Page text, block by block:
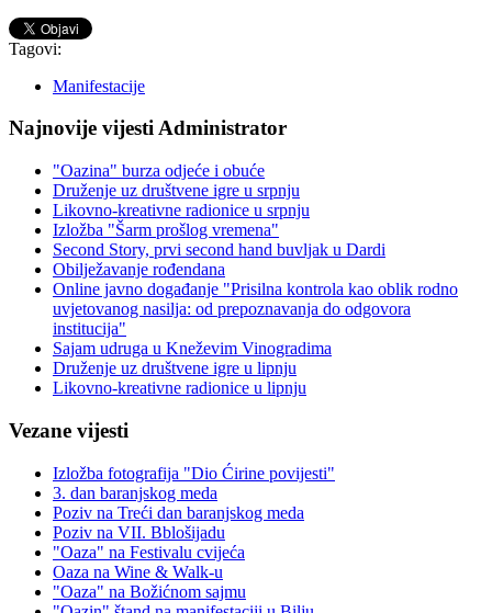
Tagovi:
Manifestacije
Najnovije vijesti Administrator
"Oazina" burza odjeće i obuće
Druženje uz društvene igre u srpnju
Likovno-kreativne radionice u srpnju
Izložba "Šarm prošlog vremena"
Second Story, prvi second hand buvljak u Dardi
Obilježavanje rođendana
Online javno događanje "Prisilna kontrola kao oblik rodno
uvjetovanog nasilja: od prepoznavanja do odgovora
institucija"
Sajam udruga u Kneževim Vinogradima
Druženje uz društvene igre u lipnju
Likovno-kreativne radionice u lipnju
Vezane vijesti
Izložba fotografija "Dio Ćirine povijesti"
3. dan baranjskog meda
Poziv na Treći dan baranjskog meda
Poziv na VII. Bblošijadu
"Oaza" na Festivalu cvijeća
Oaza na Wine & Walk-u
"Oaza" na Božićnom sajmu